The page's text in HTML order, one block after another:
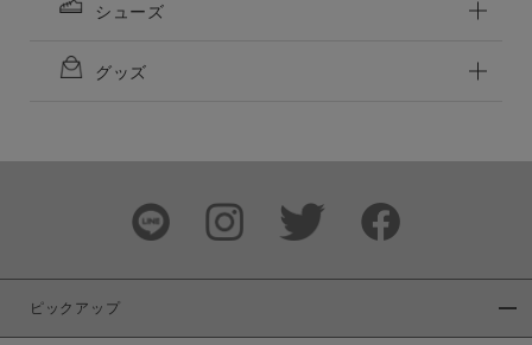
シューズ
グッズ
ピックアップ